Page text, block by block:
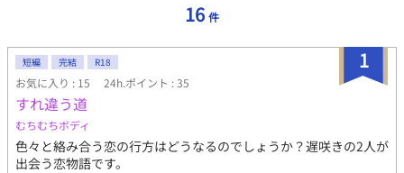
16 件
1
短編 完結 R18
お気に入り : 15 24h.ポイント : 35
すれ違う道
むちむちボディ
色々と絡み合う恋の行方はどうなるのでしょうか？遅咲きの2人が
出会う恋物語です。